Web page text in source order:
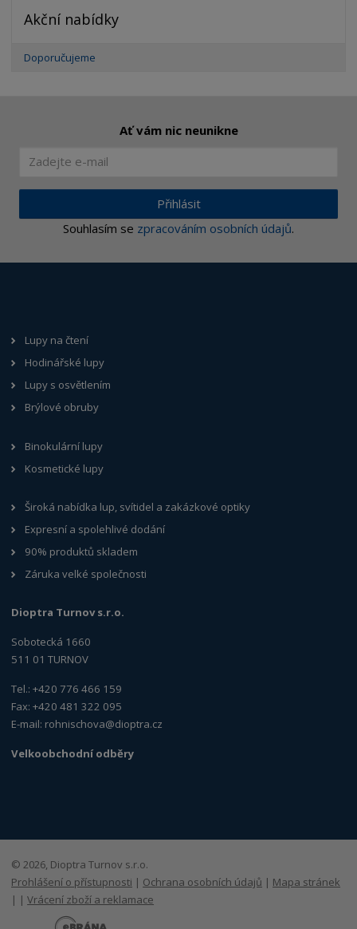
Akční nabídky
Doporučujeme
Ať vám nic neunikne
Přihlásit
Souhlasím se zpracováním osobních údajů.
Lupy na čtení
Hodinářské lupy
Lupy s osvětlením
Brýlové obruby
Binokulární lupy
Kosmetické lupy
Široká nabídka lup, svítidel a zakázkové optiky
Expresní a spolehlivé dodání
90% produktů skladem
Záruka velké společnosti
Dioptra Turnov s.r.o.
Sobotecká 1660
511 01 TURNOV
Tel.: +420 776 466 159
Fax: +420 481 322 095
E-mail: rohnischova@dioptra.cz
Velkoobchodní odběry
© 2026, Dioptra Turnov s.r.o.
Prohlášení o přístupnosti | Ochrana osobních údajů | Mapa stránek
| |Vrácení zboží a reklamace